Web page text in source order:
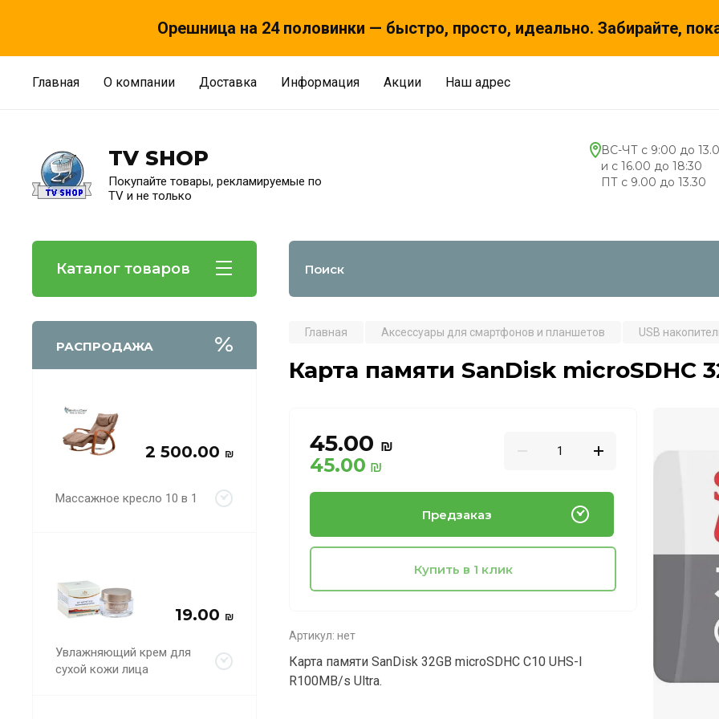
Орешница на 24 половинки — быстро, просто, идеально. Забирайте,
Главная О компании Доставка Информация Акции Наш адрес
TV SHOP
Покупайте товары, рекламируемые по
TV и не только
ВС-ЧТ с 9:00 до
и с 16.00 до 18:30
ПТ с 9.00 до 13.30
Каталог товаров
РАСПРОДАЖА
2 500.00 ₪
Массажное кресло 10 в 1
19.00 ₪
Увлажняющий крем для
сухой кожи лица
Главная Аксессуары для смартфонов и планшетов USB
Карта памяти SanDisk microSDHC
45.00 ₪
45.00 ₪
Предзаказ
Купить в 1 клик
Артикул: нет
Карта памяти SanDisk 32GB microSDHC C10 UHS-I
R100MB/s Ultra.